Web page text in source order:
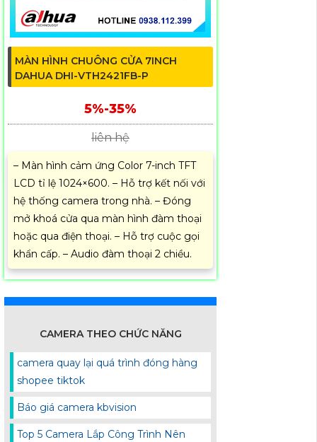
MÀN HÌNH CHUÔNG CỬA 7INCH
DAHUA DHI-VTH2421FB-P
5%-35%
liên hệ
– Màn hình cảm ứng Color 7-inch TFT
LCD tỉ lệ 1024×600. – Hỗ trợ kết nối với
hệ thống camera trong nhà. – Đóng
mở khoá cửa qua màn hình đàm thoại
hoặc qua điện thoại. – Hỗ trợ cuộc gọi
khẩn cấp. – Audio đàm thoại 2 chiều.
CAMERA THEO CHỨC NĂNG
camera quay lại quá trình đóng hàng
shopee tiktok
Báo giá camera kbvision
Top 5 Camera Lắp Công Trình Nên